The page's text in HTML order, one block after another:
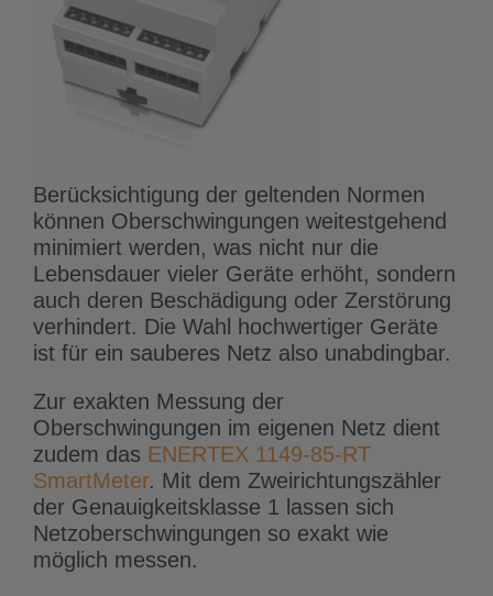
Berücksichtigung der geltenden Normen
können Oberschwingungen weitestgehend
minimiert werden, was nicht nur die
Lebensdauer vieler Geräte erhöht, sondern
auch deren Beschädigung oder Zerstörung
verhindert. Die Wahl hochwertiger Geräte
ist für ein sauberes Netz also unabdingbar.
Zur exakten Messung der
Oberschwingungen im eigenen Netz dient
zudem das ENERTEX 1149-85-RT
SmartMeter. Mit dem Zweirichtungszähler
der Genauigkeitsklasse 1 lassen sich
Netzoberschwingungen so exakt wie
möglich messen.